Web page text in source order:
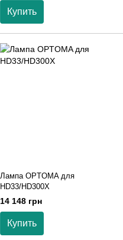
Купить
Лампа OPTOMA для
HD33/HD300X
14 148 грн
Купить